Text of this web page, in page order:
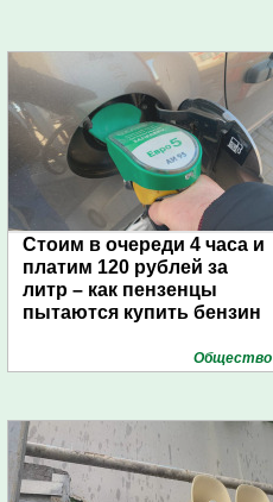
Стоим в очереди 4 часа и
платим 120 рублей за
литр – как пензенцы
пытаются купить бензин
Общество